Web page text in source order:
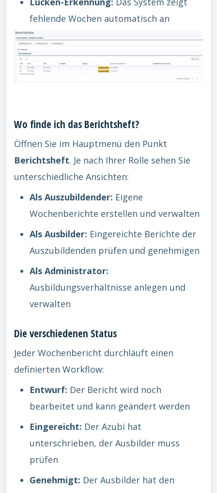
fehlende Wochen automatisch an
Wo finde ich das Berichtsheft?
Öffnen Sie im Hauptmenü den Punkt
Berichtsheft. Je nach Ihrer Rolle sehen Sie
unterschiedliche Ansichten:
Als Auszubildender: Eigene
Wochenberichte erstellen und verwalten
Als Ausbilder: Eingereichte Berichte der
Auszubildenden prüfen und genehmigen
Als Administrator:
Ausbildungsverhältnisse anlegen und
verwalten
Die verschiedenen Status
Jeder Wochenbericht durchläuft einen
definierten Workflow:
Entwurf: Der Bericht wird noch
bearbeitet und kann geändert werden
Eingereicht: Der Azubi hat
unterschrieben, der Ausbilder muss
prüfen
Genehmigt: Der Ausbilder hat den